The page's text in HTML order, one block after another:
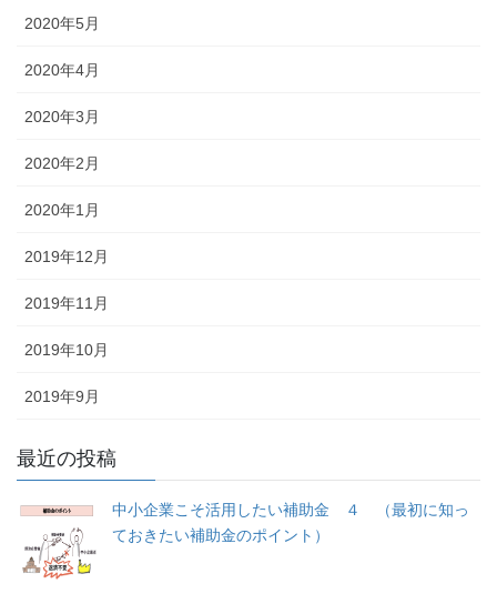
2020年5月
2020年4月
2020年3月
2020年2月
2020年1月
2019年12月
2019年11月
2019年10月
2019年9月
最近の投稿
中小企業こそ活用したい補助金 ４ （最初に知っ
ておきたい補助金のポイント）